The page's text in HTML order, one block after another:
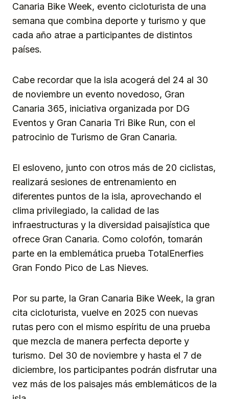
Canaria Bike Week, evento cicloturista de una
semana que combina deporte y turismo y que
cada año atrae a participantes de distintos
países.
Cabe recordar que la isla acogerá del 24 al 30
de noviembre un evento novedoso, Gran
Canaria 365, iniciativa organizada por DG
Eventos y Gran Canaria Tri Bike Run, con el
patrocinio de Turismo de Gran Canaria.
El esloveno, junto con otros más de 20 ciclistas,
realizará sesiones de entrenamiento en
diferentes puntos de la isla, aprovechando el
clima privilegiado, la calidad de las
infraestructuras y la diversidad paisajística que
ofrece Gran Canaria. Como colofón, tomarán
parte en la emblemática prueba TotalEnerfies
Gran Fondo Pico de Las Nieves.
Por su parte, la Gran Canaria Bike Week, la gran
cita cicloturista, vuelve en 2025 con nuevas
rutas pero con el mismo espíritu de una prueba
que mezcla de manera perfecta deporte y
turismo. Del 30 de noviembre y hasta el 7 de
diciembre, los participantes podrán disfrutar una
vez más de los paisajes más emblemáticos de la